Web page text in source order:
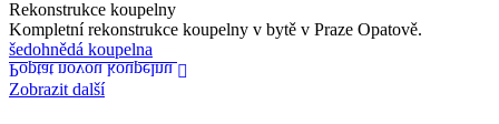
Rekonstrukce koupelny
Kompletní rekonstrukce koupelny v bytě v Praze Opatově.
šedohnědá koupelna
Poptat novou koupelnu
Zobrazit další